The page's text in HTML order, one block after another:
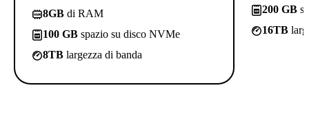
8GB di RAM
100 GB spazio su disco NVMe
8TB largezza di banda
200 GB
16TB